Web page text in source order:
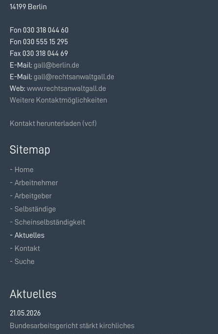
14199 Berlin
Fon 030 318 044 60
Fon 030 555 15 295
Fax 030 318 044 69
E-Mail: gall@berlin.de
E-Mail: gall@rechtsanwaltgall.de
Web:www.rechtsanwaltgall.de
Weitere Kontaktmöglichkeiten
Kontakt herunterladen (vcf)
Sitemap
Navigation
überspringen
Home
Arbeitnehmer
Arbeitgeber
Selbständige
Scheinselbständigkeit
Aktuelles
Kontakt
Suche
Aktuelles
21.05.2026
Bundesarbeitsgericht stärkt kirchliches